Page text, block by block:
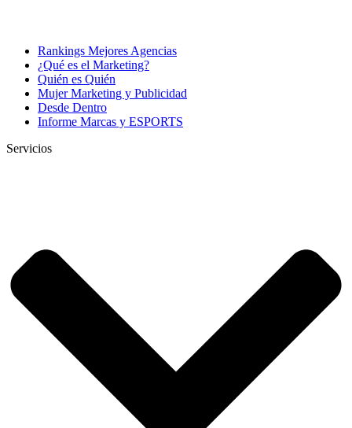
Rankings Mejores Agencias
¿Qué es el Marketing?
Quién es Quién
Mujer Marketing y Publicidad
Desde Dentro
Informe Marcas y ESPORTS
Servicios